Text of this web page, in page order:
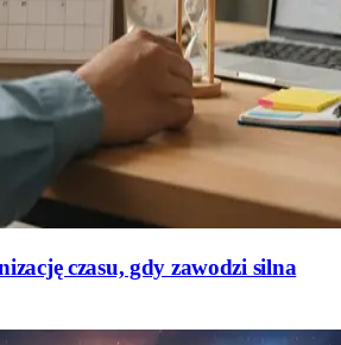
czasu, gdy zawodzi silna